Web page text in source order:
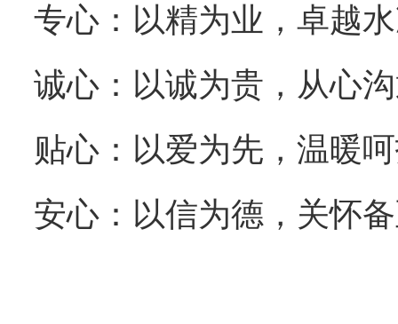
专心：以精为业，卓越
诚心：以诚为贵，从心
贴心：以爱为先，温暖
安心：以信为德，关怀